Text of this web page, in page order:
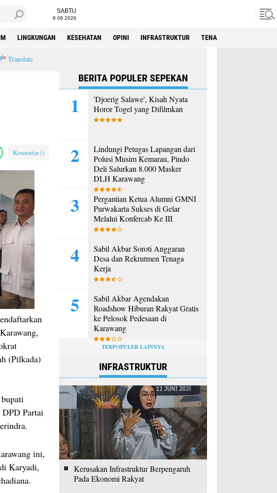
SABTU
8 08 2026
LINGKUNGAN KESEHATAN OPINI INFRASTRUKTUR TENAGA KERJA
Translate
Komentar ()
(Pilkada)
Partai
ini,
Karyadi,
BERITA POPULER SEPEKAN
'Djoerig Salawe', Kisah Nyata
Horor Togel yang Difilmkan
Lindungi Petugas Lapangan dari
Polusi Musim Kemarau, Pindo
Deli Salurkan 8.000 Masker
DLH Karawang
Pergantian Ketua Alumni GMNI
Purwakarta Sukses di Gelar
Melalui Konfercab Ke III
Sabil Akbar Soroti Anggaran
Desa dan Rekrutmen Tenaga
Kerja
Sabil Akbar Agendakan
Roadshow Hiburan Rakyat Gratis
ke Pelosok Pedesaan di
Karawang
TERPOPULER LAINNYA
INFRASTRUKTUR
Kerusakan Infrastruktur Berpengaruh
Pada Ekonomi Rakyat